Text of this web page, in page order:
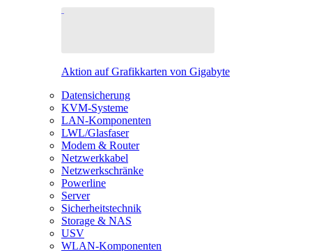
Aktion auf Grafikkarten von Gigabyte
Datensicherung
KVM-Systeme
LAN-Komponenten
LWL/Glasfaser
Modem & Router
Netzwerkkabel
Netzwerkschränke
Powerline
Server
Sicherheitstechnik
Storage & NAS
USV
WLAN-Komponenten